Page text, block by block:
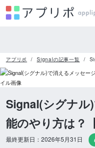
アプリポ Signalの記事一覧
Signal(シグナル
能のやり方は？
最終更新日：2026年5月31日